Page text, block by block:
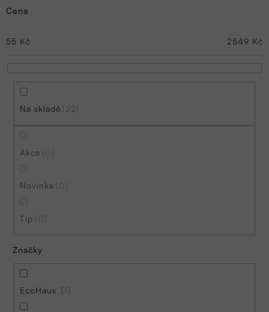
e
n
Cena
55 Kč 2549 Kč
Na skladě 22
Akce 0
Novinka 0
Tip 0
Značky
EcoHaus 1